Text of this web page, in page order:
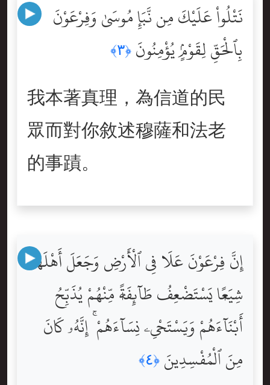
نَتْلُواْ عَلَيْكَ مِن نَّبَإِ مُوسَىٰ وَفِرْعَوْنَ
بِٱلْحَقِّ لِقَوْمٍۢ يُؤْمِنُونَ ﴿٣﴾
我本著真理，為信道的民
眾而對你敘述穆薩和法老
的事蹟。
إِنَّ فِرْعَوْنَ عَلَا فِى ٱلْأَرْضِ وَجَعَلَ أَهْلَهَا
شِيَعًۭا يَسْتَضْعِفُ طَآئِفَةًۭ مِّنْهُمْ يُذَبِّحُ
أَبْنَآءَهُمْ وَيَسْتَحْىِۦ نِسَآءَهُمْ ۚ إِنَّهُۥ كَانَ
مِنَ ٱلْمُفْسِدِينَ ﴿٤﴾